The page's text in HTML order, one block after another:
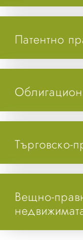
Патентно
Търговско-
Вещно-